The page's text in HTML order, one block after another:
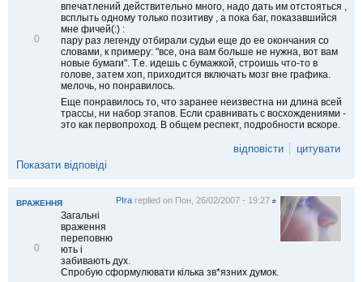
0
впечатлений действительно много, надо дать им отстояться ,
всплыть одному только позитиву , а пока баг, показавшийся
мне фичей(:) :
пару раз легенду отбирали судьи еще до ее окончания со
словами, к примеру: "все, она вам больше не нужна, вот вам
новые бумаги". Т.е. идешь с бумажкой, строишь что-то в
голове, затем хоп, приходится включать мозг вне графика.
мелочь, но понравилось.
Еще понравилось то, что заранее неизвестна ни длина всей
трассы, ни набор этапов. Если сравнивать с восхождениями -
это как первопроход. В общем респект, подробности вскоре.
відповісти
цитувати
Показати відповіді
ВРАЖЕННЯ PIrareplied on Пон, 26/02/2007 - 19:27 #
0
Загальні
враження
переповню
ють і
забивають дух.
Спробую сформулювати кілька зв*язних думок.